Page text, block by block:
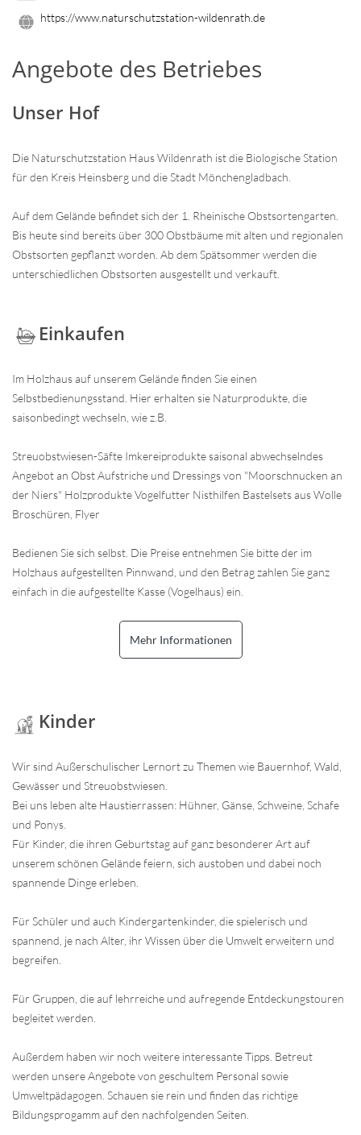
https://www.naturschutzstation-wildenrath.de
Angebote des Betriebes
Unser Hof
Die Naturschutzstation Haus Wildenrath ist die Biologische Station
für den Kreis Heinsberg und die Stadt Mönchengladbach.
Auf dem Gelände befindet sich der 1. Rheinische Obstsortengarten.
Bis heute sind bereits über 300 Obstbäume mit alten und regionalen
Obstsorten gepflanzt worden. Ab dem Spätsommer werden die
unterschiedlichen Obstsorten ausgestellt und verkauft.
Einkaufen
Im Holzhaus auf unserem Gelände finden Sie einen
Selbstbedienungsstand. Hier erhalten sie Naturprodukte, die
saisonbedingt wechseln, wie z.B.
Streuobstwiesen-Säfte Imkereiprodukte saisonal abwechselndes
Angebot an Obst Aufstriche und Dressings von "Moorschnucken an
der Niers" Holzprodukte Vogelfutter Nisthilfen Bastelsets aus Wolle
Broschüren, Flyer
Bedienen Sie sich selbst. Die Preise entnehmen Sie bitte der im
Holzhaus aufgestellten Pinnwand, und den Betrag zahlen Sie ganz
einfach in die aufgestellte Kasse (Vogelhaus) ein.
Mehr Informationen
Kinder
Wir sind Außerschulischer Lernort zu Themen wie Bauernhof, Wald,
Gewässer und Streuobstwiesen.
Bei uns leben alte Haustierrassen: Hühner, Gänse, Schweine, Schafe
und Ponys.
Für Kinder, die ihren Geburtstag auf ganz besonderer Art auf
unserem schönen Gelände feiern, sich austoben und dabei noch
spannende Dinge erleben.
Für Schüler und auch Kindergartenkinder, die spielerisch und
spannend, je nach Alter, ihr Wissen über die Umwelt erweitern und
begreifen.
Für Gruppen, die auf lehrreiche und aufregende Entdeckungstouren
begleitet werden.
Außerdem haben wir noch weitere interessante Tipps. Betreut
werden unsere Angebote von geschultem Personal sowie
Umweltpädagogen. Schauen sie rein und finden das richtige
Bildungsprogamm auf den nachfolgenden Seiten.